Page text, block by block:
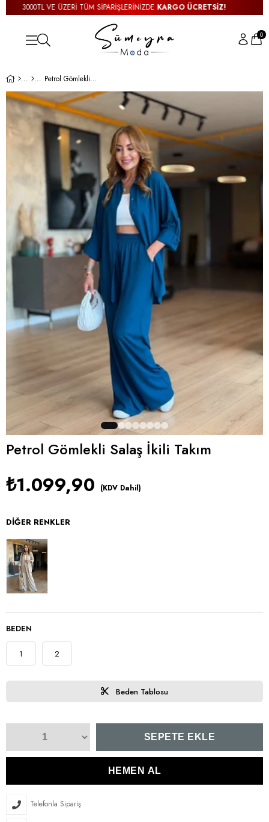
3000TL VE ÜZERİ TÜM SİPARİŞLERİNİZDEKARGO ÜCRETSİZ!
0
Petrol Gömlekli Salaş İkili Takım
Petrol Gömlekli Salaş İkili Takım
₺1.099,90 (KDV Dahil)
DIĞER RENKLER
BEDEN
1 2
Beden Tablosu
Telefonla Sipariş